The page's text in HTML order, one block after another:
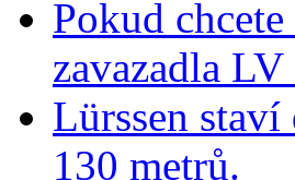
Pokud
zavazadla
Lürssen
130 metrů.